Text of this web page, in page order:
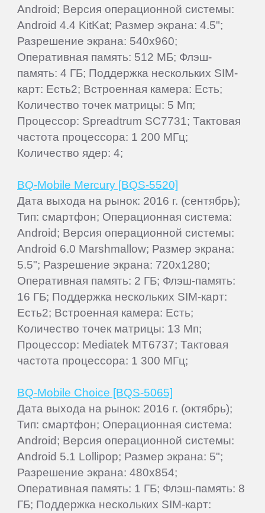
Android; Версия операционной системы:
Android 4.4 KitKat; Размер экрана: 4.5";
Разрешение экрана: 540x960;
Оперативная память: 512 МБ; Флэш-
память: 4 ГБ; Поддержка нескольких SIM-
карт: Есть2; Встроенная камера: Есть;
Количество точек матрицы: 5 Мп;
Процессор: Spreadtrum SC7731; Тактовая
частота процессора: 1 200 МГц;
Количество ядер: 4;
BQ-Mobile Mercury [BQS-5520]
Дата выхода на рынок: 2016 г. (сентябрь);
Тип: смартфон; Операционная система:
Android; Версия операционной системы:
Android 6.0 Marshmallow; Размер экрана:
5.5"; Разрешение экрана: 720x1280;
Оперативная память: 2 ГБ; Флэш-память:
16 ГБ; Поддержка нескольких SIM-карт:
Есть2; Встроенная камера: Есть;
Количество точек матрицы: 13 Мп;
Процессор: Mediatek MT6737; Тактовая
частота процессора: 1 300 МГц;
BQ-Mobile Choice [BQS-5065]
Дата выхода на рынок: 2016 г. (октябрь);
Тип: смартфон; Операционная система:
Android; Версия операционной системы:
Android 5.1 Lollipop; Размер экрана: 5";
Разрешение экрана: 480x854;
Оперативная память: 1 ГБ; Флэш-память: 8
ГБ; Поддержка нескольких SIM-карт: